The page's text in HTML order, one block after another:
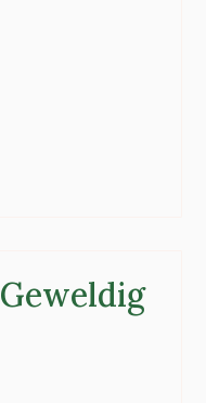
Geweldig